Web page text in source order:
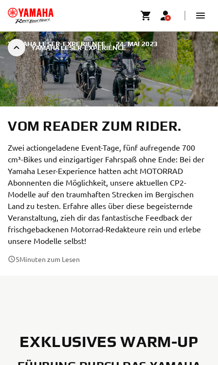
YAMAHA LESER-EXPERIENCE
YAMAHA LESER-EXPERIENCE | 24. MAI 2023
VOM READER ZUM RIDER.
Zwei actiongeladene Event-Tage, fünf aufregende 700
cm³-Bikes und einzigartiger Fahrspaß ohne Ende: Bei der
Yamaha Leser-Experience hatten acht MOTORRAD
Abonnenten die Möglichkeit, unsere aktuellen CP2-
Modelle auf den traumhaften Strecken im Bergischen
Land zu testen. Erfahre alles über diese begeisternde
Veranstaltung, zieh dir das fantastische Feedback der
frischgebackenen Motorrad-Redakteure rein und erlebe
unsere Modelle selbst!
5Minuten zum Lesen
EXKLUSIVES WARM-UP